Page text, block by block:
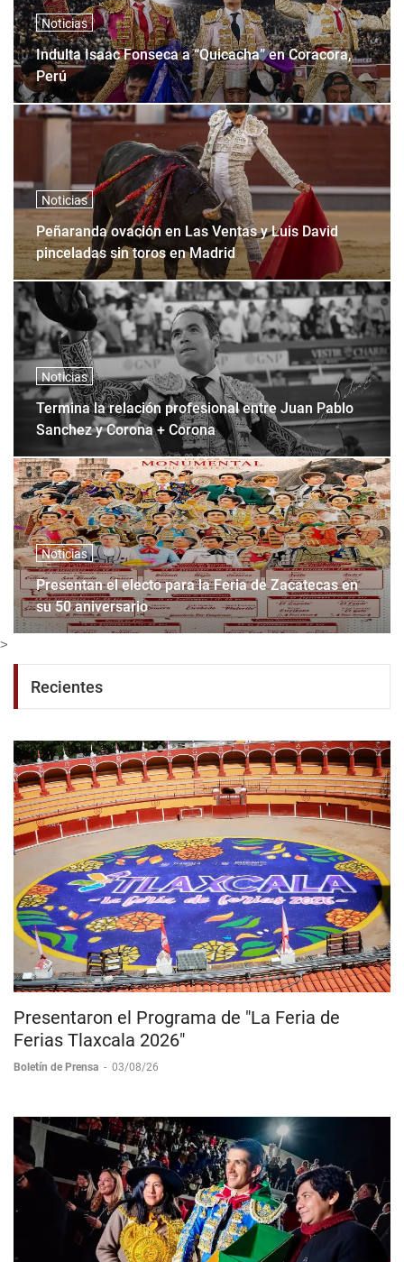
Noticias
Indulta Isaac Fonseca a “Quicacha” en Coracora,
Perú
Noticias
Peñaranda ovación en Las Ventas y Luis David
pinceladas sin toros en Madrid
Noticias
Termina la relación profesional entre Juan Pablo
Sanchez y Corona + Corona
Noticias
Presentan el electo para la Feria de Zacatecas en
su 50 aniversario
>
Recientes
Presentaron el Programa de "La Feria de
Ferias Tlaxcala 2026"
Boletín de Prensa - 03/08/26